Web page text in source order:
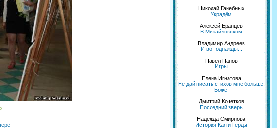
Николай Ганебных
Украдём
Алексей Еранцев
В Михайловском
Владимир Андреев
И вот однажды...
Павел Панов
Игры
Елена Игнатова
Не дай писать стихов мне больше,
Боже!
Дмитрий Кочетков
Последний зверь
Надежда Смирнова
История Кая и Герды